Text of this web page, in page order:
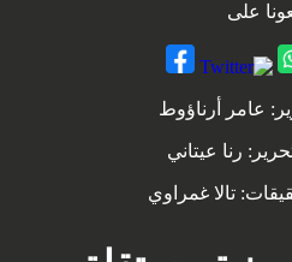
على
عامر أرناؤوط
رنا عيتاني
تالا غمراوي